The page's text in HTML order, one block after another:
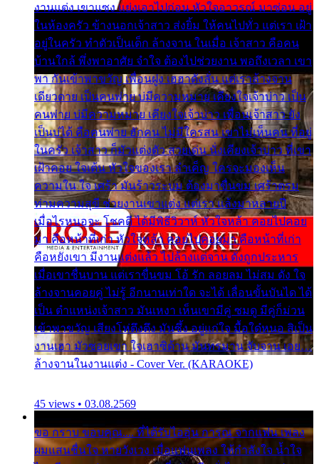
งานแต่ง เขาแซง แย่งเอาไปก่อน หัวใจอาวรณ์ มาซ่อน อยู่
ในห้องครัว ข้างนอกเจ้าสาว ส่งยิ้ม ให้คนไปทั่ว แต่เรา เฝ้า
อยู่ในครัว ทำตัวเป็นเด็ก ล้างจาน ในเมื่อ เจ้าสาว คือคน
บ้านใกล้ พึ่งพาอาศัย จำใจ ต้องไปช่วยงาน พอถึงเวลา เขา
พา กันเข้าพาขวัญ เพื่อนฝูง เฮฮาดังลั่น แต่เราล้างจาน
เดียวดาย เป็นคนพ่าย บ่มีความหมาย เคียงใจเจ้าบ่าว เป็น
คนพ่าย บ่มีความหมาย เคียงใจเจ้าบ่าว เพื่อนเจ้าสาว ยัง
เป็นบ่ได้ คือคนพ่าย ฮักคน ไม่มีใครสน เขาไม่เห็นคน ที่อยู่
ในครัว เจ้าสาว ก็มัวแต่งตัว สวยเด่น นั่งเคียงเจ้าบ่าว ที่เขา
เฝ้าคอย ใจเต้น หัวใจของเรา ลำเค็ญ ใครจะมองเห็น
ความใน ใจ เศร้า มันร้าวระบม ต้องมาขื่นขม เศร้าตรม
ท่ามความสุขี ช่วยงานเขาแต่ง แต่เรา แล้งมาหลายปี
เมื่อไรหนอจะ โชคดี ได้มีพิธีวิวาห์ หัวใจหล้า คอยไปคอย
มา คือหน้าที่เก่า หัวใจหล้า คอยไปคอยมา คือหน้าที่เก่า
คือหยังเขา มีงานแต่งแล้ว ไปล้างแต่จาน ดั่งถูกประหาร
เมื่อเขาชื่นบาน แต่เราขื่นขม โอ้ รัก ลอยลม ไม่สม ดัง ใจ
ล้างจานคอยคู่ ไม่รู้ อีกนานเท่าใด จะได้ เลื่อนขั้นบันได ได้
เป็น ตำแหน่งเจ้าสาว มันเหงา เห็นเขามีคู่ ซมดู มีคู่ก็ม่วน
เข้าพาขวัญ เสียงโห่ตึงตึง มันซึ้ง อยู่แก่ใจ มื้อใด๋หนอ สิเป็น
งานเฮา มัวซอยเขา ใจเฮาซิด้าน มันทรมาน จับจาน เอย…
ล้างจานในงานแต่ง - Cover Ver. (KARAOKE)
45 views • 03.08.2569
ขอ กราบ ขอบคุณ.... ที่ได้รับไออุ่น การุณ จากแฟน เพลง
ผมแสนชื่นใจ หายวังเวง เมื่อแฟนเพลง ให้กำลังใจ น้ำใจ